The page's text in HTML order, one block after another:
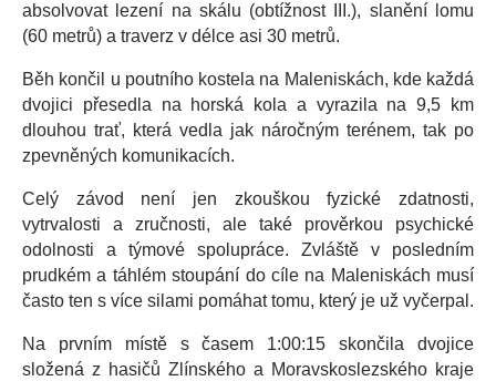
absolvovat lezení na skálu (obtížnost III.), slanění lomu
(60 metrů) a traverz v délce asi 30 metrů.
Běh končil u poutního kostela na Maleniskách, kde každá
dvojici přesedla na horská kola a vyrazila na 9,5 km
dlouhou trať, která vedla jak náročným terénem, tak po
zpevněných komunikacích.
Celý závod není jen zkouškou fyzické zdatnosti,
vytrvalosti a zručnosti, ale také prověrkou psychické
odolnosti a týmové spolupráce. Zvláště v posledním
prudkém a táhlém stoupání do cíle na Maleniskách musí
často ten s více silami pomáhat tomu, který je už vyčerpal.
Na prvním místě s časem 1:00:15 skončila dvojice
složená z hasičů Zlínského a Moravskoslezského kraje